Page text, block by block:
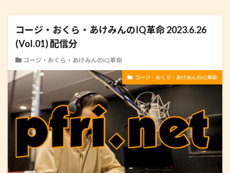
コージ・おくら・あけみんのIQ革命 2023.6.26
(Vol.01) 配信分
コージ・おくら・あけみんのIQ革命
コージ・おくら・あけみんのIQ革命